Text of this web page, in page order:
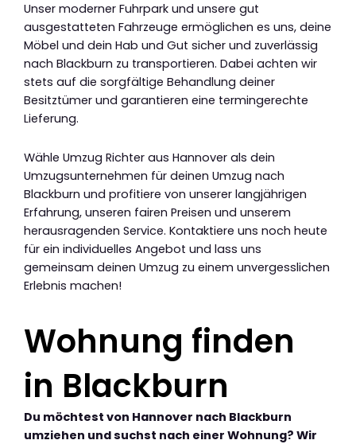
Unser moderner Fuhrpark und unsere gut
ausgestatteten Fahrzeuge ermöglichen es uns, deine
Möbel und dein Hab und Gut sicher und zuverlässig
nach Blackburn zu transportieren. Dabei achten wir
stets auf die sorgfältige Behandlung deiner
Besitztümer und garantieren eine termingerechte
Lieferung.
Wähle Umzug Richter aus Hannover als dein
Umzugsunternehmen für deinen Umzug nach
Blackburn und profitiere von unserer langjährigen
Erfahrung, unseren fairen Preisen und unserem
herausragenden Service. Kontaktiere uns noch heute
für ein individuelles Angebot und lass uns
gemeinsam deinen Umzug zu einem unvergesslichen
Erlebnis machen!
Wohnung finden
in Blackburn
Du möchtest von Hannover nach Blackburn
umziehen und suchst nach einer Wohnung? Wir